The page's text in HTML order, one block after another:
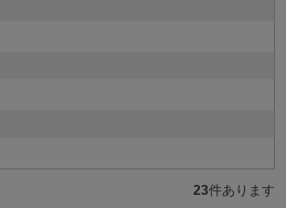
23件あります